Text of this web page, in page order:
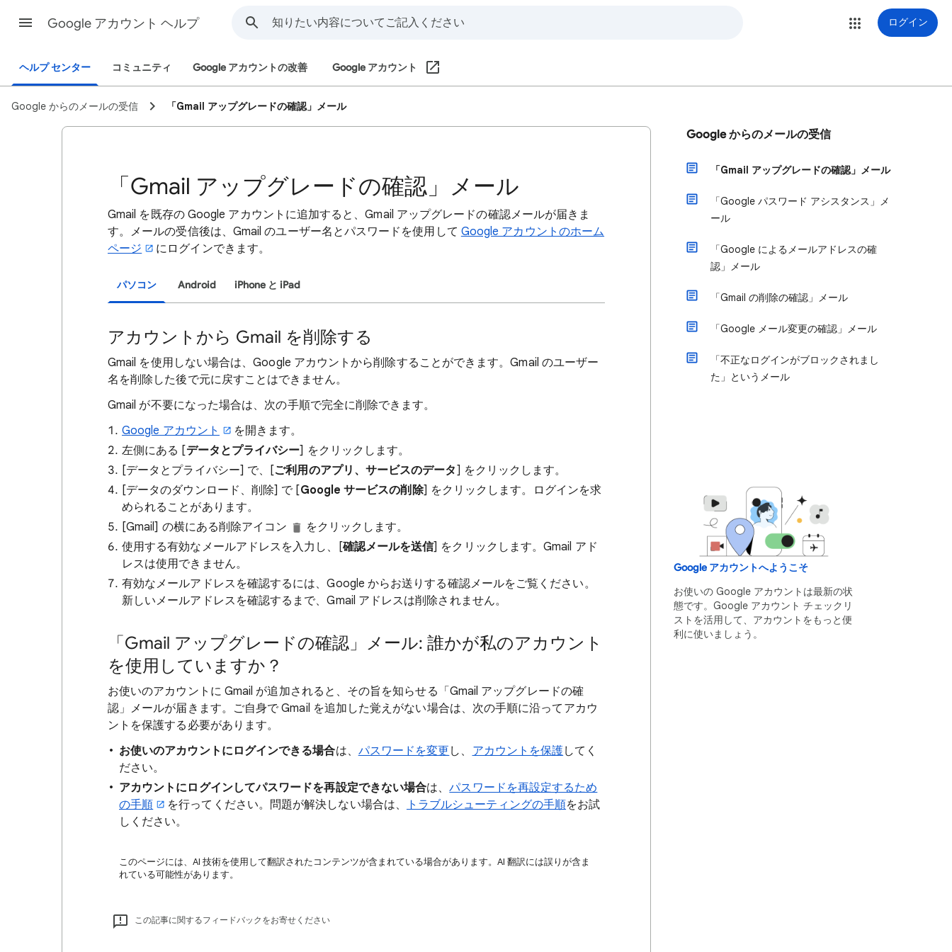
Google アカウント ヘルプ ログイン
ヘルプ センター コミュニティ Google アカウントの改善 Google アカウント
Google からのメールの受信 「Gmail アップグレードの確認」メール
「Gmail アップグレードの確認」メール
Gmail を既存の Google アカウントに追加すると、Gmail アップグレードの確認メールが届きま
す。メールの受信後は、Gmail のユーザー名とパスワードを使用して Google アカウントのホーム
ページ
にログインできます。
パソコン Android iPhone と iPad
アカウントから Gmail を削除する
Gmail を使用しない場合は、Google アカウントから削除することができます。Gmail のユーザー
名を削除した後で元に戻すことはできません。
Gmail が不要になった場合は、次の手順で完全に削除できます。
Google アカウント
を開きます。
左側にある [データとプライバシー] をクリックします。
[データとプライバシー] で、[ご利用のアプリ、サービスのデータ] をクリックします。
[データのダウンロード、削除] で [Google サービスの削除] をクリックします。ログインを求
められることがあります。
[Gmail] の横にある削除アイコン
をクリックします。
使用する有効なメールアドレスを入力し、[確認メールを送信] をクリックします。Gmail アド
レスは使用できません。
有効なメールアドレスを確認するには、Google からお送りする確認メールをご覧ください。
新しいメールアドレスを確認するまで、Gmail アドレスは削除されません。
「Gmail アップグレードの確認」メール: 誰かが私のアカウント
を使用していますか？
お使いのアカウントに Gmail が追加されると、その旨を知らせる「Gmail アップグレードの確
認」メールが届きます。ご自身で Gmail を追加した覚えがない場合は、次の手順に沿ってアカウ
ントを保護する必要があります。
お使いのアカウントにログインできる場合は、 パスワードを変更 し、 アカウントを保護してく
ださい。
アカウントにログインしてパスワードを再設定できない場合は、パスワードを再設定するため
の手順
を行ってください。問題が解決しない場合は、 トラブルシューティングの手順をお試
しください。
このページには、AI 技術を使用して翻訳されたコンテンツが含まれている場合があります。AI 翻訳には誤りが含ま
れている可能性があります。
この記事に関するフィードバックをお寄せください
Google からのメールの受信
「Gmail アップグレードの確認」メール
「Google パスワード アシスタンス」メ
ール
「Google によるメールアドレスの確
認」メール
「Gmail の削除の確認」メール
「Google メール変更の確認」メール
「不正なログインがブロックされまし
た」というメール
Google アカウントへようこそ
お使いの Google アカウントは最新の状
態です。Google アカウント チェックリ
ストを活用して、アカウントをもっと便
利に使いましょう。